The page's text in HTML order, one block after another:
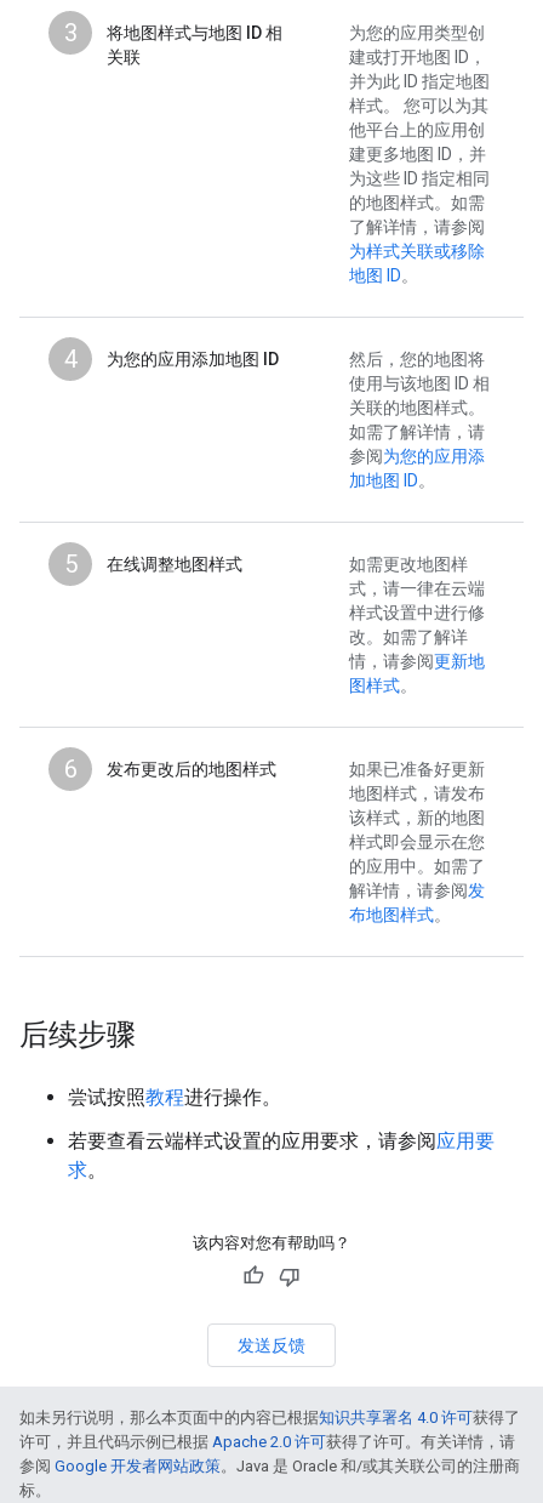
3
将地图样式与地图 ID 相
关联
为您的应用类型创
建或打开地图 ID，
并为此 ID 指定地图
样式。 您可以为其
他平台上的应用创
建更多地图 ID，并
为这些 ID 指定相同
的地图样式。如需
了解详情，请参阅
为样式关联或移除
地图 ID。
4 为您的应用添加地图 ID
然后，您的地图将
使用与该地图 ID 相
关联的地图样式。
如需了解详情，请
参阅为您的应用添
加地图 ID。
5 在线调整地图样式
如需更改地图样
式，请一律在云端
样式设置中进行修
改。如需了解详
情，请参阅更新地
图样式。
6 发布更改后的地图样式
如果已准备好更新
地图样式，请发布
该样式，新的地图
样式即会显示在您
的应用中。如需了
解详情，请参阅发
布地图样式。
后续步骤
尝试按照教程进行操作。
若要查看云端样式设置的应用要求，请参阅应用要
求。
该内容对您有帮助吗？
发送反馈
如未另行说明，那么本页面中的内容已根据知识共享署名 4.0 许可获得了
许可，并且代码示例已根据 Apache 2.0 许可获得了许可。有关详情，请
参阅 Google 开发者网站政策。Java 是 Oracle 和/或其关联公司的注册商
标。